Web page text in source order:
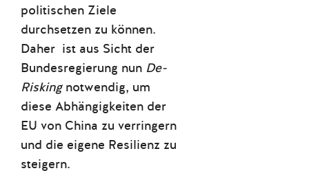
politischen Ziele
durchsetzen zu können.
Daher ist aus Sicht der
Bundesregierung nun De-
Riskingnotwendig, um
diese Abhängigkeiten der
EU von China zu verringern
und die eigene Resilienz zu
steigern.